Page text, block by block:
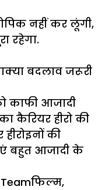
नहीं कर लूंगी,
रहेगा.
बदलाव जरूरी
काफी आजादी
कैरियर हीरो की
हीरोइनों की
बहुत आजादी के
Categories
फिल्म,